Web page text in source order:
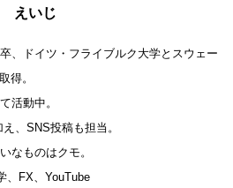
えいじ
、ドイツ・フライブルク大学とスウェー
得。
活動中。
、SNS投稿も担当。
なものはクモ。
、FX、YouTube